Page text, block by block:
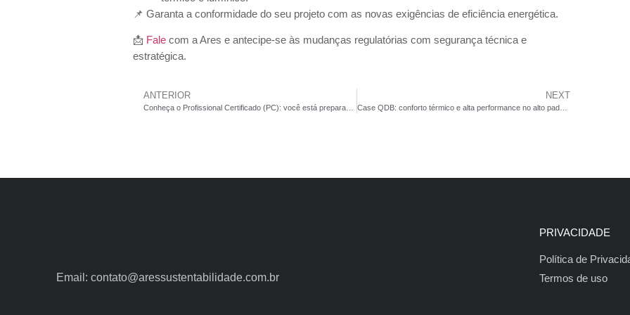
📌 Garanta a conformidade do seu projeto com as novas exigências de eficiência energética.
📩 Falecom a Ares e antecipe-se às mudanças regulatórias com segurança técnica e
estratégica.
ANTERIOR
Conheça o Profissional Certificado (PC): você está preparado para esse novo mercado?
NEXT
Case QDB: conforto térmico e alta performance no alto padrão
Email: contato@aressustentabilidade.com.br
PRIVACIDADE
Política de
Termos de uso